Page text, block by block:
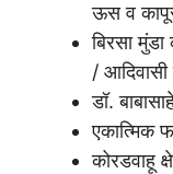
ऊस व
बिरसा
/ आदिवासी
डॉ.
एकात्मिक
कोरडवाहू